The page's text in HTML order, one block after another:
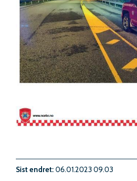
Sist endret 06.01.2023 09.03